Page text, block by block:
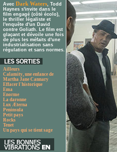
Avec Dark Waters, Todd
Haynes s'invite dans le
film engagé (côté écolo),
le thriller légaliste et
l'enquête d'un David
contre Goliath. Le film est
glaçant et dévoile une fois
de plus les méfaits d'une
industrialisation sans
régulation et sans normes.
Ailleurs
Calamity, une enfance de
Martha Jane Cannary
Effacer l'historique
Ema
Enorme
La daronne
Lux Æterna
Peninsula
Petit pays
Rocks
Tenet
Un pays qui se tient sage